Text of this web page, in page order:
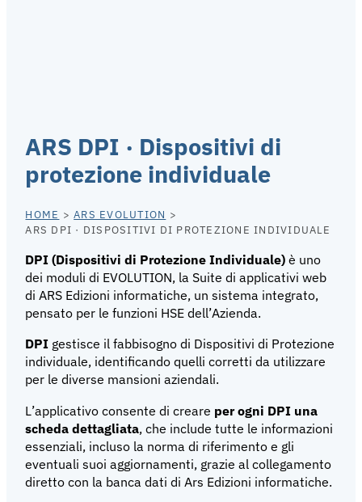
ARS DPI · Dispositivi di
protezione individuale
HOME >ARS EVOLUTION >
ARS DPI · DISPOSITIVI DI PROTEZIONE INDIVIDUALE
DPI (Dispositivi di Protezione Individuale)è uno
dei moduli di EVOLUTION, la Suite di applicativi web
di ARS Edizioni informatiche, un sistema integrato,
pensato per le funzioni HSE dell’Azienda.
DPI gestisce il fabbisogno di Dispositivi di Protezione
individuale, identificando quelli corretti da utilizzare
per le diverse mansioni aziendali.
L’applicativo consente di creare per ogni DPI una
scheda dettagliata, che include tutte le informazioni
essenziali, incluso la norma di riferimento e gli
eventuali suoi aggiornamenti, grazie al collegamento
diretto con la banca dati di Ars Edizioni informatiche.